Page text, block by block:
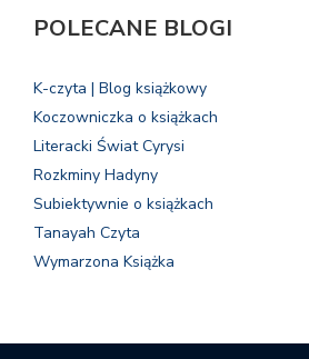
POLECANE BLOGI
K-czyta | Blog książkowy
Koczowniczka o książkach
Literacki Świat Cyrysi
Rozkminy Hadyny
Subiektywnie o książkach
Tanayah Czyta
Wymarzona Książka